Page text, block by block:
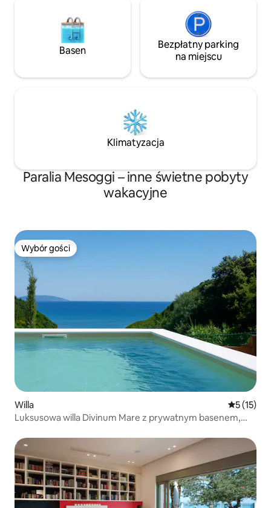
Basen
Bezpłatny parking
na miejscu
Klimatyzacja
Paralia Mesoggi – inne świetne pobyty
wakacyjne
Wybór gości
Wybór gości
Willa Średnia
5 (15)
Luksusowa willa Divinum Mare z prywatnym basenem,